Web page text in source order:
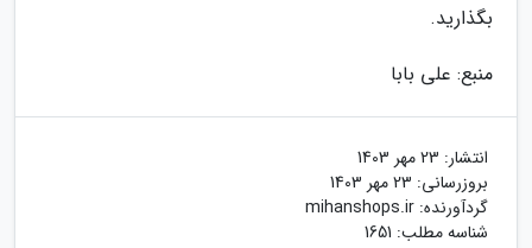
بگذارید.
منبع: علی بابا
انتشار: 23 مهر 1403
بروزرسانی: 23 مهر 1403
گردآورنده: mihanshops.ir
شناسه مطلب: 1651